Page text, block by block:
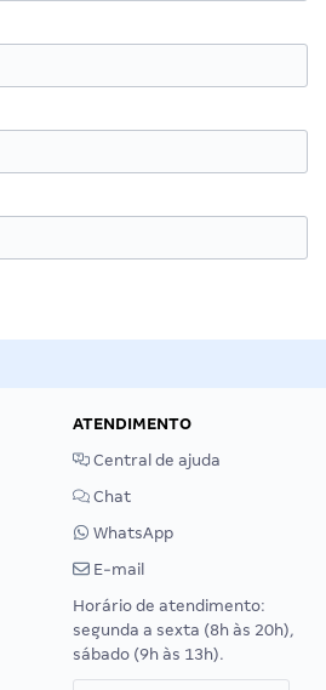
ATENDIMENTO
Central de ajuda
Chat
WhatsApp
E-mail
Horário de atendimento:
segunda a sexta (8h às 20h),
sábado (9h às 13h).